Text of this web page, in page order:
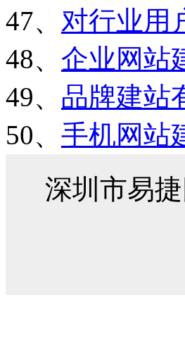
47、 对行业用
48、 企业网站
49、 品牌建站
50、 手机网站
深圳市易